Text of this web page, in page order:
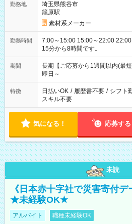
勤務地
埼玉県熊谷市
籠原駅
素材系メーカー
勤務時間
7:00～15:00 15:00～22:00 22:00～7:00 ※表記のう
15分から8時間です。
期間
長期【ご応募から1週間以内(最
即日～
特徴 日払いOK / 履歴書不要 / シフト
スキル不要
気になる！ 応募する
未読
《日本赤十字社で災害寄付
★未経験OK★
アルバイト 職種未経験OK